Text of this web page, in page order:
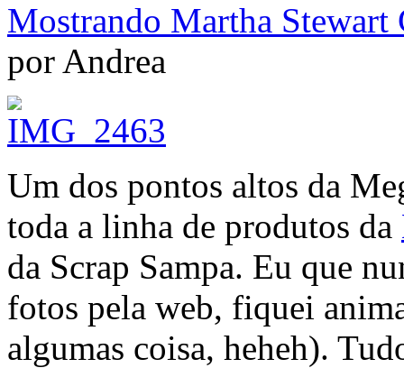
Mostrando Martha Stewart
por Andrea
Um dos pontos altos da
toda a linha de produtos da
da Scrap Sampa. Eu que
fotos pela web, fiquei
algumas coisa, heheh).